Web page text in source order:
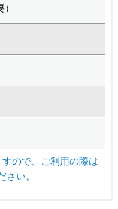
ので、ご利用の際は
い。